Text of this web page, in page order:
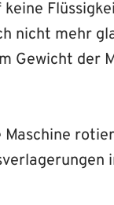
nicht mehr
Gewicht der
Maschine